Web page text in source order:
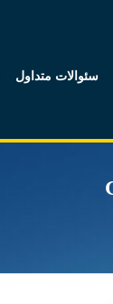
سئوالات متداول